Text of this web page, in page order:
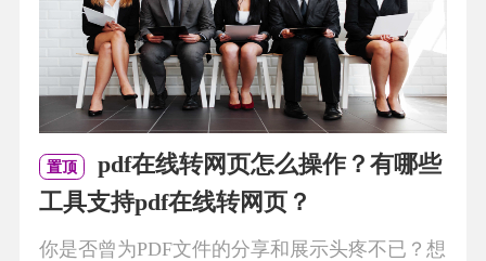
置顶
pdf在线转网页怎么操作？有哪些
工具支持pdf在线转网页？
你是否曾为PDF文件的分享和展示头疼不已？想